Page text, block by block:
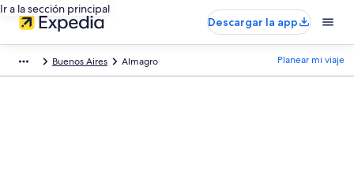
Ir a la sección principal
Descargar la app
Buenos Aires Almagro Planear mi viaje